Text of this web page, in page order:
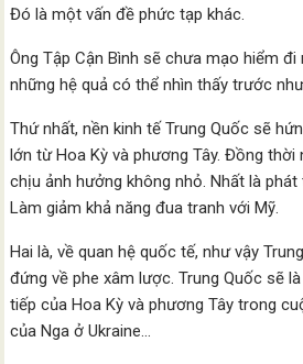
Đó là một vấn đề phức tạp khác.
Ông Tập Cận Bình sẽ chưa mạo hiểm đi
những hệ quả có thể nhìn thấy trước
Thứ nhất, nền kinh tế Trung Quốc sẽ
lớn từ Hoa Kỳ và phương Tây. Đồng thời
chịu ảnh hưởng không nhỏ. Nhất là
Làm giảm khả năng đua tranh với Mỹ.
Hai là, về quan hệ quốc tế, như vậy
đứng về phe xâm lược. Trung Quốc sẽ
tiếp của Hoa Kỳ và phương Tây trong
của Nga ở Ukraine…